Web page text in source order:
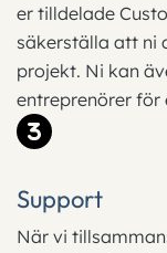
er tilldelade
säkerställa att ni
projekt. Ni kan
entreprenörer för
Support
När vi